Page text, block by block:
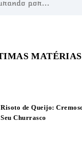
Risoto de Queijo:
Seu Churrasco